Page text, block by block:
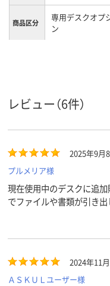
商品区分
専用デスクオプ
ン
レビュー（6件）
2025年9月
プルメリア様
現在使用中のデスクに追
でファイルや書類が引き
2024年11
ＡＳＫＵＬユーザー様